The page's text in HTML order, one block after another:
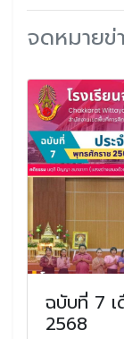
จดหมายข่
ฉบับที่ 7
2568